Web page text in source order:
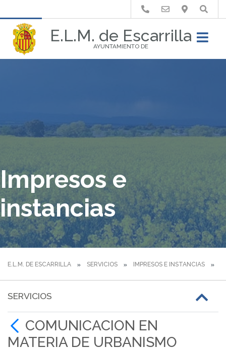
E.L.M. de Escarrilla
AYUNTAMIENTO DE
Buscar
Impresos e
instancias
E.L.M. DE ESCARRILLA SERVICIOS IMPRESOS E INSTANCIAS
SERVICIOS
COMUNICACION EN
MATERIA DE URBANISMO